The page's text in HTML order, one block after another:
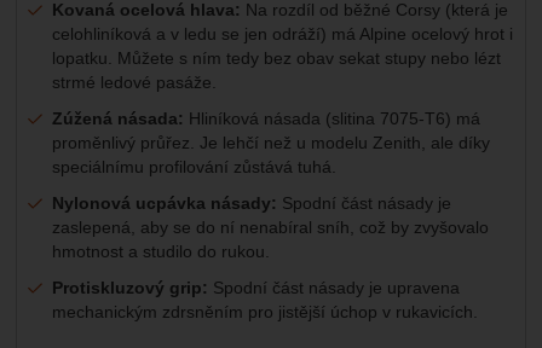
Kovaná ocelová hlava: Na rozdíl od běžné Corsy (která je
celohliníková a v ledu se jen odráží) má Alpine ocelový hrot i
lopatku. Můžete s ním tedy bez obav sekat stupy nebo lézt
strmé ledové pasáže.
Zúžená násada: Hliníková násada (slitina 7075-T6) má
proměnlivý průřez. Je lehčí než u modelu Zenith, ale díky
speciálnímu profilování zůstává tuhá.
Nylonová ucpávka násady: Spodní část násady je
zaslepená, aby se do ní nenabíral sníh, což by zvyšovalo
hmotnost a studilo do rukou.
Protiskluzový grip: Spodní část násady je upravena
mechanickým zdrsněním pro jistější úchop v rukavicích.